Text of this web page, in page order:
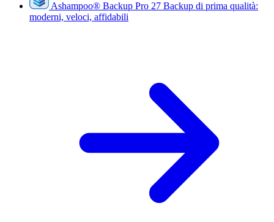
Ashampoo® Backup Pro 27 Backup di prima qualità:
moderni, veloci, affidabili